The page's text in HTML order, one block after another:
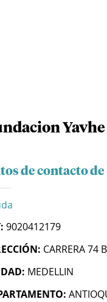
de contacto
9020412179
CARRERA 74
MEDELLIN